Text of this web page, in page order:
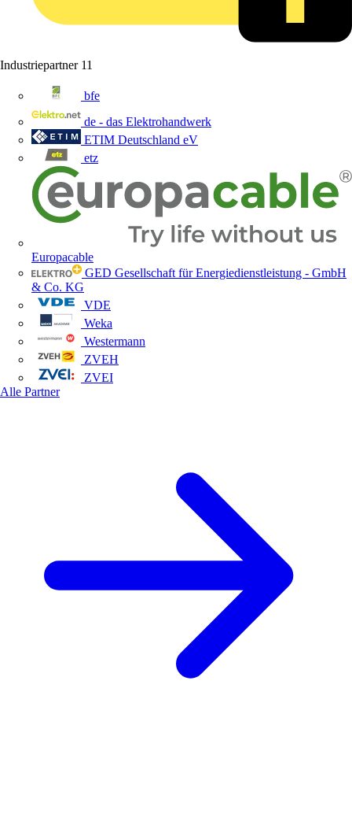
Industriepartner 11
bfe
de - das Elektrohandwerk
ETIM Deutschland eV
etz
Europacable
GED Gesellschaft für Energiedienstleistung - GmbH
& Co. KG
VDE
Weka
Westermann
ZVEH
ZVEI
Alle Partner